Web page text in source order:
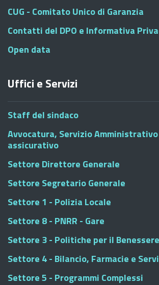
CUG - Comitato Unico di Garanzia
Contatti del DPO e Informativa
Open data
Uffici e Servizi
Staff del sindaco
Avvocatura, Servizio
assicurativo
Settore Direttore Generale
Settore Segretario Generale
Settore 1 - Polizia Locale
Settore 8 - PNRR - Gare
Settore 3 - Politiche per il
Settore 4 - Bilancio, Farmacie e
Settore 5 - Programmi Complessi